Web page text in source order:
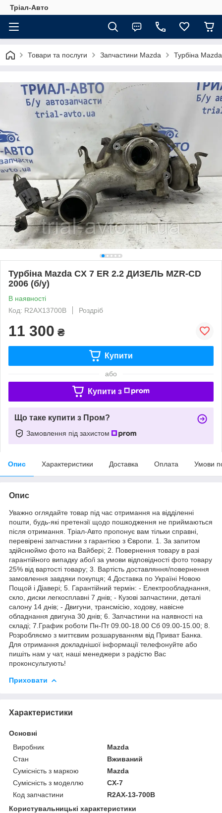
Тріал-Авто
Товари та послуги Запчастини Mazda Турбіна Mazda
Турбіна Mazda CX 7 ER 2.2 ДИЗЕЛЬ MZR-CD
2006 (б/у)
В наявності
Код: R2AX13700B
Роздріб
11 300 ₴
Купити
або
Купити з
Що таке купити з Пром?
Замовлення під захистом
Опис Характеристики Доставка Оплата Умови
Опис
Уважно оглядайте товар під час отримання на відділенні
пошти, будь-які претензії щодо пошкодження не приймаються
після отримання. Тріал-Авто пропонує вам тільки справні,
перевірені запчастини з гарантією з Європи. 1. За запитом
здійснюймо фото на Вайбері; 2. Повернення товару в разі
гарантійного випадку або/і за умови відповідності фото товару
25% від вартості товару; 3. Вартість доставляння/повернення
замовлення завдяки покупця; 4.Доставка по Україні Новою
Пощой і Діавері; 5. Гарантійний термін: - Електрообладнання,
скло, диски легкосплавні 7 днів; - Кузові запчастини, деталі
салону 14 днів; - Двигуни, трансмісію, ходову, навісне
обладнання двигуна 30 днів; 6. Запчастини на наявності на
складі; 7.График роботи Пн-Пт 09.00-18.00 Сб 09.00-15.00; 8.
Розробляємо з миттєвим розшаруванням від Приват Банка.
Для отримання докладнішої інформації телефонуйте або
пишіть нам у чат, наші менеджери з радістю Вас
проконсультують!
Приховати
Характеристики
Основні
Виробник
Mazda
Стан
Вживаний
Сумісність з маркою
Mazda
Сумісність з моделлю
CX-7
Код запчастини
R2AX-13-700B
Користувальницькі характеристики